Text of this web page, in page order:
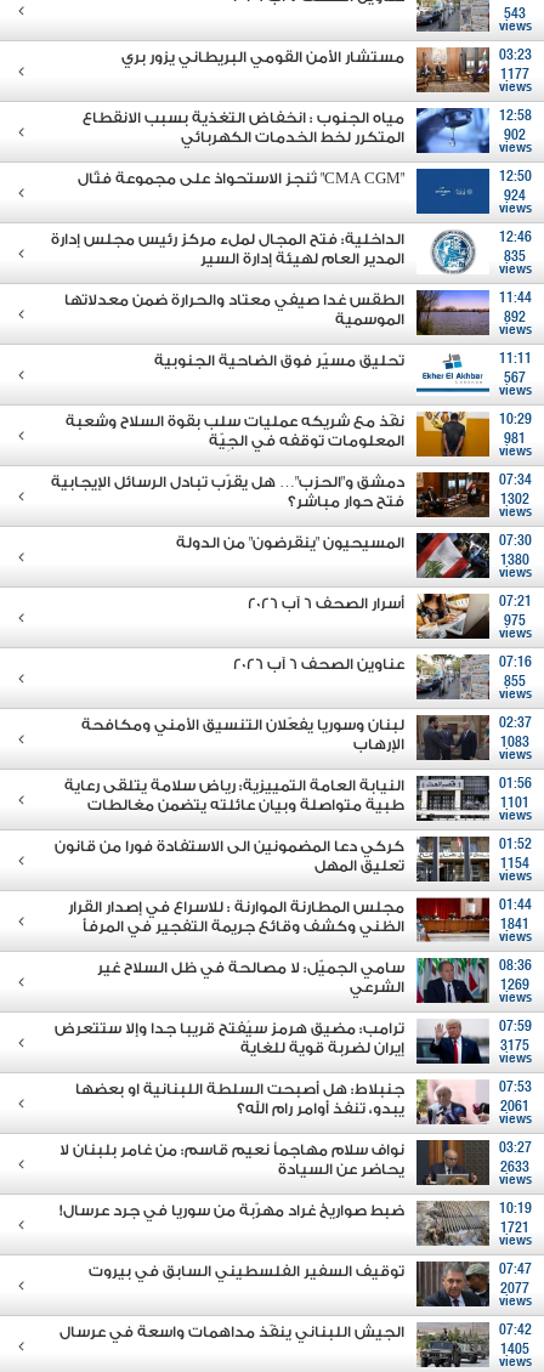
543
views
03:23
1177
views
مستشار الأمن القومي البريطاني يزور بري
12:58
902
views
مياه الجنوب : انخفاض التغذية بسبب الانقطاع
المتكرر لخط الخدمات الكهربائي
12:50
924
views
"CMA CGM" تُنجز الاستحواذ على مجموعة فتّال
12:46
835
views
الداخلية: فتح المجال لملء مركز رئيس مجلس إدارة
المدير العام لهيئة إدارة السير
11:44
892
views
الطقس غدا صيفي معتاد والحرارة ضمن معدلاتها
الموسمية
11:11
567
views
تحليق مسيّر فوق الضاحية الجنوبية
10:29
981
views
نفّذ مع شريكه عمليات سلب بقوة السلاح وشعبة
المعلومات توقفه في الجِيّة
07:34
1302
views
دمشق و"الحزب"… هل يقرّب تبادل الرسائل الإيجابية
فتح حوار مباشر؟
07:30
1380
views
المسيحيون "ينقرضون" من الدولة
07:21
975
views
أسرار الصحف 6 آب 2026
07:16
855
views
عناوين الصحف 6 آب 2026
02:37
1083
views
لبنان وسوريا يفعّلان التنسيق الأمني ومكافحة
الإرهاب
01:56
1101
views
النيابة العامة التمييزية: رياض سلامة يتلقى رعاية
طبية متواصلة وبيان عائلته يتضمن مغالطات
01:52
1154
views
كركي دعا المضمونين الى الاستفادة فورا من قانون
تعليق المهل
01:44
1841
views
مجلس المطارنة الموارنة : للاسراع في إصدار القرار
الظني وكشف وقائع جريمة التفجير في المرفأ
08:36
1269
views
سامي الجميّل: لا مصالحة في ظل السلاح غير
الشرعي
07:59
3175
views
ترامب: مضيق هرمز سيُفتح قريبا جدا وإلا ستتعرض
إيران لضربة قوية للغاية
07:53
2061
views
جنبلاط: هل أصبحت السلطة اللبنانية او بعضها
يبدو، تنفذ أوامر رام الله؟
03:27
2633
views
نواف سلام مهاجماً نعيم قاسم: من غامر بلبنان لا
يحاضر عن السيادة
10:19
1721
views
ضبط صواريخ غراد مهرّبة من سوريا في جرد عرسال!
07:47
2077
views
توقيف السفير الفلسطيني السابق في بيروت
07:42
1405
views
الجيش اللبناني ينفّذ مداهمات واسعة في عرسال